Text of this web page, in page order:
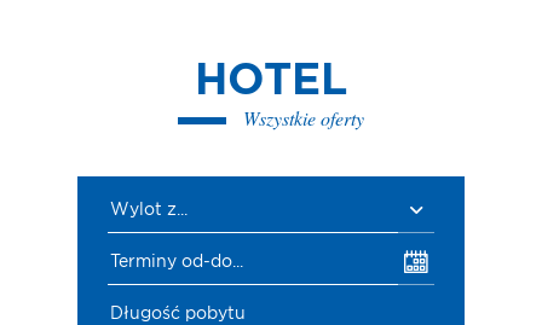
HOTEL
Wszystkie oferty
Wylot z...
Terminy od-do...
Długość pobytu